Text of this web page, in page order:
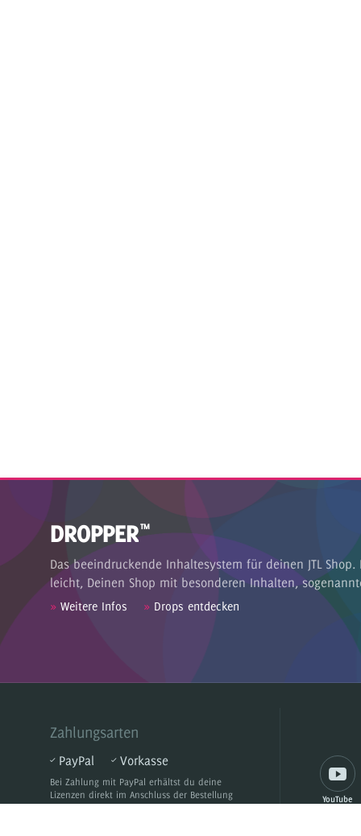
DROPPER™
Das beeindruckende Inhaltesystem für deinen JTL
leicht, Deinen Shop mit besonderen Inhalten,
» Weitere Infos »Drops entdecken
Zahlungsarten
PayPal Vorkasse
Bei Zahlung mit PayPal erhältst du deine
Lizenzen direkt im Anschluss der Bestellung
YouTube